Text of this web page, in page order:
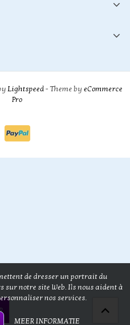
Lightspeed- Theme by eCommerce
Pro
de dresser un portrait du
sur notre site Web. Ils nous aident à
nos services.
MEER INFORMATIE